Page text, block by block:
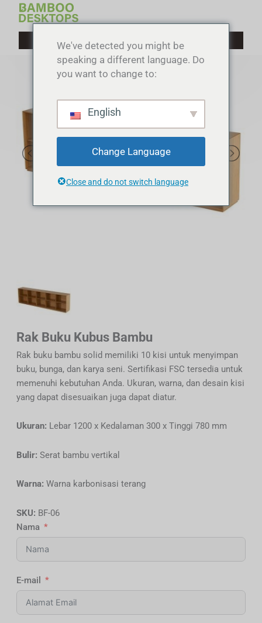
Lewati
konten
Rak Buku Kubus Bambu
Rak buku bambu solid memiliki 10 kisi untuk menyimpan
buku, bunga, dan karya seni. Sertifikasi FSC tersedia untuk
memenuhi kebutuhan Anda. Ukuran, warna, dan desain kisi
yang dapat disesuaikan juga dapat diatur.
Ukuran: Lebar 1200 x Kedalaman 300 x Tinggi 780 mm
Bulir: Serat bambu vertikal
Warna: Warna karbonisasi terang
SKU: BF-06
Nama
E-mail
We've detected you might be
speaking a different language. Do
you want to change to:
English
Change Language
Close and do not switch language